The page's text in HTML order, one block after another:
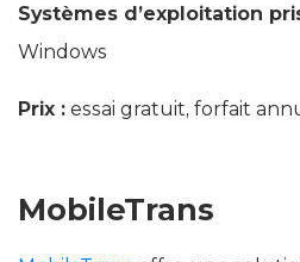
Systèmes d’exploitation
Windows
Prix : essai gratuit, forfait
MobileTrans